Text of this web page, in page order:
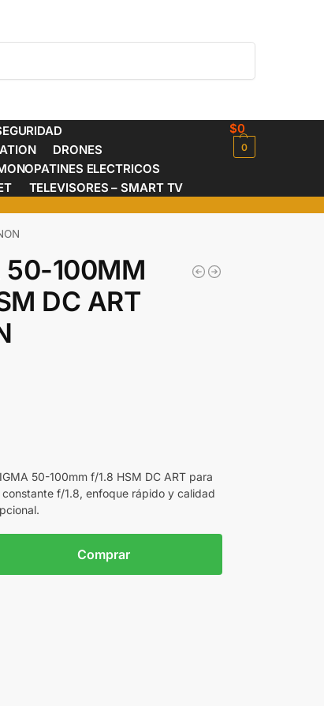
DRONES
ELECTRICOS
TELEVISORES – SMART TV
$0
0
50-100MM
DC ART
50-100mm f/1.8 HSM DC ART para
f/1.8, enfoque rápido y calidad
Comprar